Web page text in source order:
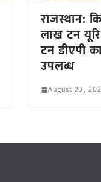
राजस्थान:
लाख टन
टन डीएपी
उपलब्ध
August 23,